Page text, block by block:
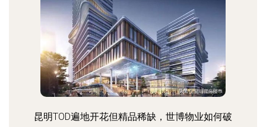
昆明TOD遍地开花但精品稀缺，世博物业如何破